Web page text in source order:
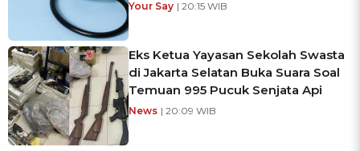
Your Say | 20:15 WIB
Eks Ketua Yayasan Sekolah Swasta
di Jakarta Selatan Buka Suara Soal
Temuan 995 Pucuk Senjata Api
News | 20:09 WIB